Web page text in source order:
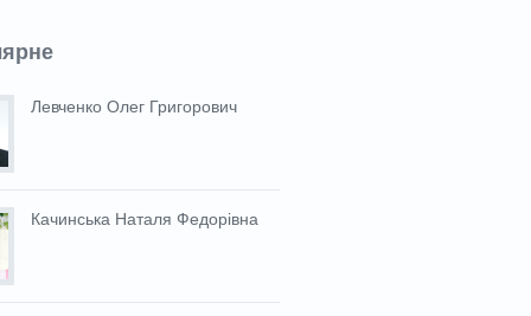
Левченко Олег Григорович
Качинська Наталя Федорівна